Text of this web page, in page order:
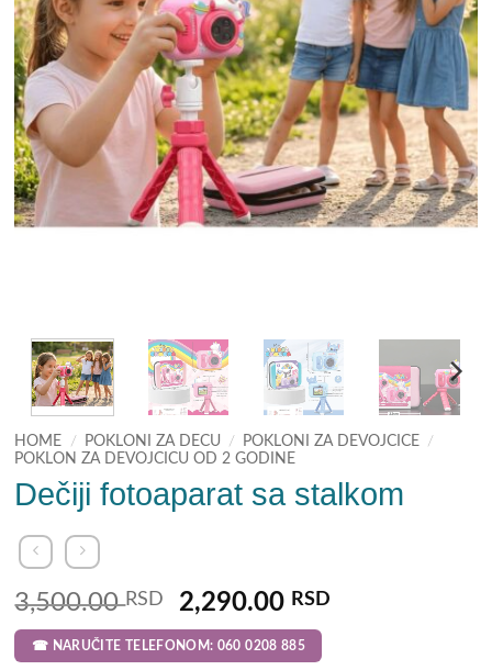
HOME / POKLONI ZA DECU / POKLONI ZA DEVOJCICE
/
POKLON ZA DEVOJCICU OD 2 GODINE
Dečiji fotoaparat sa stalkom
3,500.00RSD
Original
price
was:
2,290.00 RSDCurrent
☎ NARUČITE TELEFONOM: 060 0208 885